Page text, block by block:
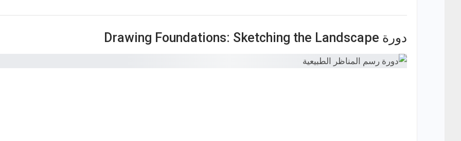
دورة Drawing Foundations: Sketching the Landscape